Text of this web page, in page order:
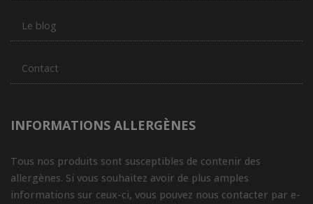
Le blog
Contact
INFORMATIONS ALLERGÈNES
Tous nos produits sont susceptibles de contenir des
allergènes. Si vous souhaitez avoir de plus amples
informations sur ceux-ci, vous pouvez nous contacter par e-